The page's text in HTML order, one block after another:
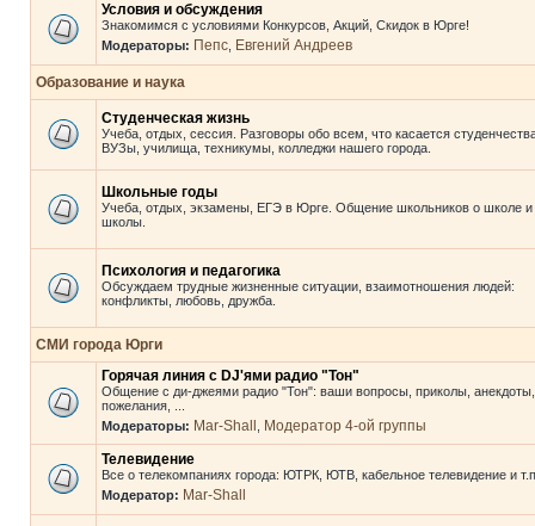
Условия и обсуждения
Знакомимся с условиями Конкурсов, Акций, Скидок в Юрге!
Модераторы: Пепс Евгений Андреев
Образование и наука
Студенческая жизнь
Учеба, отдых, сессия. Разговоры обо всем, что касается
ВУЗы, училища, техникумы, колледжи нашего города.
Школьные годы
Учеба, отдых, экзамены, ЕГЭ в Юрге. Общение школьников о школе и
школы.
Психология и педагогика
Обсуждаем трудные жизненные ситуации, взаимотношения людей:
конфликты, любовь, дружба.
СМИ города Юрги
Горячая линия с DJ'ями радио "Тон"
Общение с ди-джеями радио "Тон": ваши вопросы, приколы, анекдоты,
пожелания, ...
Модераторы: Mar-Shall
Модератор 4-ой группы
Телевидение
Все о телекомпаниях города: ЮТРК, ЮТВ, кабельное телевидение и
Модератор: Mar-Shall